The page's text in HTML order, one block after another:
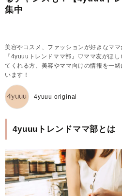
集中
美容やコスメ、ファッションが好きなマ
『4yuuuトレンドママ部』♡ママ友がほ
てくれる方、美容やママ向けの情報を一
います！
4yuuu original
4yuuuトレンドママ部とは